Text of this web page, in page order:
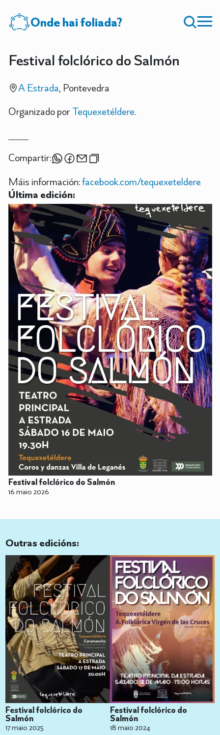
Onde hai foliada?
Festival folclórico do Salmón
A Estrada, Pontevedra
Organizado porTequexetéldere.
Compartir:
Máis información:facebook.com/tequexeteldere
Última edición:
Festival folclórico do Salmón
16 maio 2026
Outras edicións:
Festival folclórico do
Salmón
17 maio 2025
Festival folclórico do
Salmón
18 maio 2024